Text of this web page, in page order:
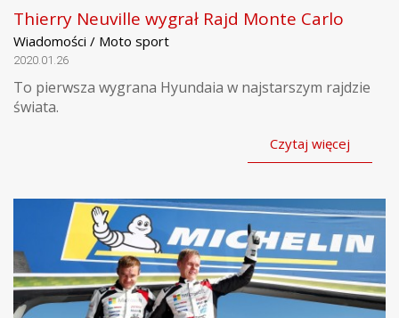
Thierry Neuville wygrał Rajd Monte Carlo
Wiadomości / Moto sport
2020.01.26
To pierwsza wygrana Hyundaia w najstarszym rajdzie
świata.
Czytaj więcej